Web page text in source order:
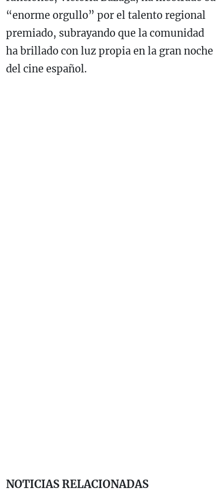
“enorme orgullo” por el talento regional
premiado, subrayando que la comunidad
ha brillado con luz propia en la gran noche
del cine español.
NOTICIAS RELACIONADAS